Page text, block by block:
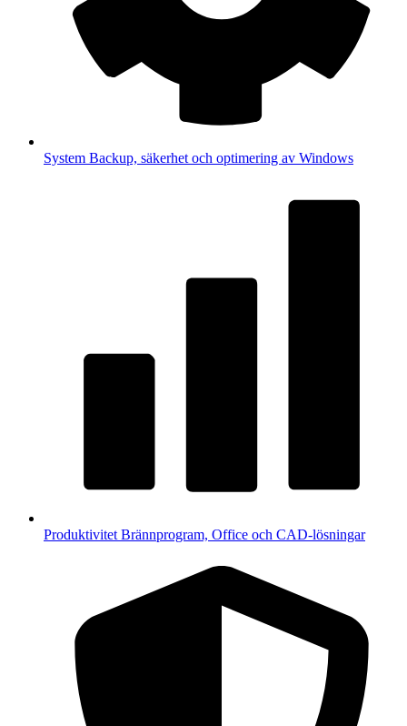
System Backup, säkerhet och optimering av Windows
Produktivitet Brännprogram, Office och CAD-lösningar